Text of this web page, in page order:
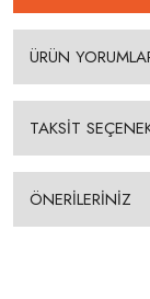
ÜRÜN
TAKSİT
ÖNERİLERİNİZ